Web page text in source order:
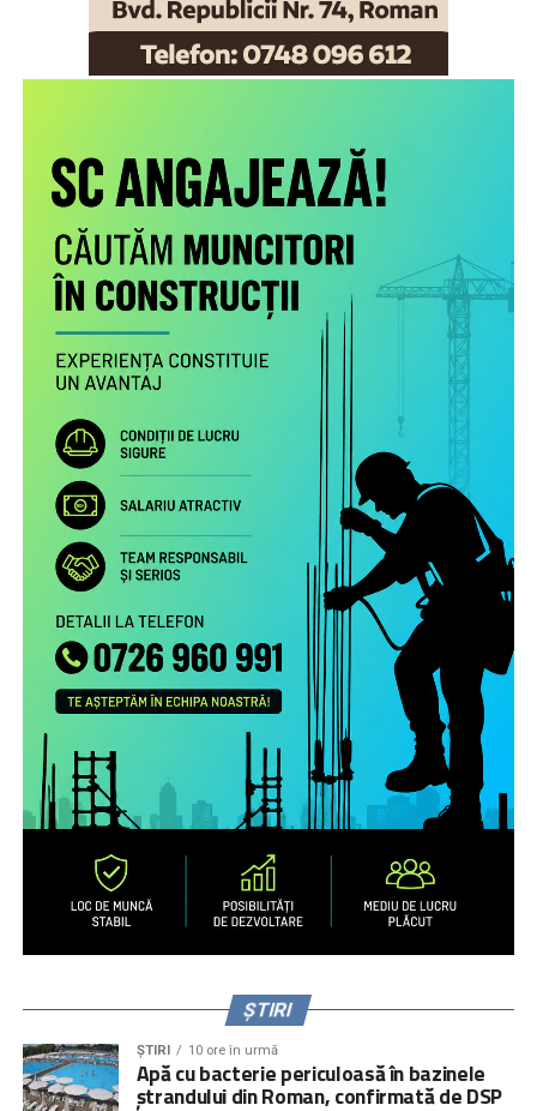
Scopul proiectului este creşterea gradului de
conştientizare a părinţilor români care muncesc în alte
state cu privire la nevoile copiilor rămaşi acasă,
necesitatea menţinerii comunicării cu aceştia şi cu
persoanele în grija cărora au rămas şi a legăturii cu
comunitatea de proveniență.
Proiectul include următoarele activități:
Studiu la nivel european privind patternurile de relaționare,
practicile de exercitare a rolului parental la distanță și
nevoile de sprijin ale familiilor transnaționale, în special ale
părinților români aflați la muncă în străinătate.
Campanie de informare și conștientizare cu privire la
nevoile copiilor rămaşi acasă, necesitatea menţinerii
comunicării cu aceştia şi cu persoanele în grija cărora au
rămas copiii şi a legăturii cu comunitatea de proveniență
(online, media) pentru peste 1.000.000 de români care
muncesc/trăiesc în alte state.
Servicii de informare şi consiliere pe teme psiho-
emoţionale şi juridice pentru 2.700 de părinţi români care
muncesc în alte state – prin intermediul secțiunii
interactive a site-ului
www.copiisinguriacasa.ro, liniei
telefonice dedicate, activităţi de informare și consiliere a
organizate în mediul rural și urban mic.
Context
ȘTIRI
ȘTIRI 10 ore în urmă
Apă cu bacterie periculoasă în bazinele
ștrandului din Roman, confirmată de DSP